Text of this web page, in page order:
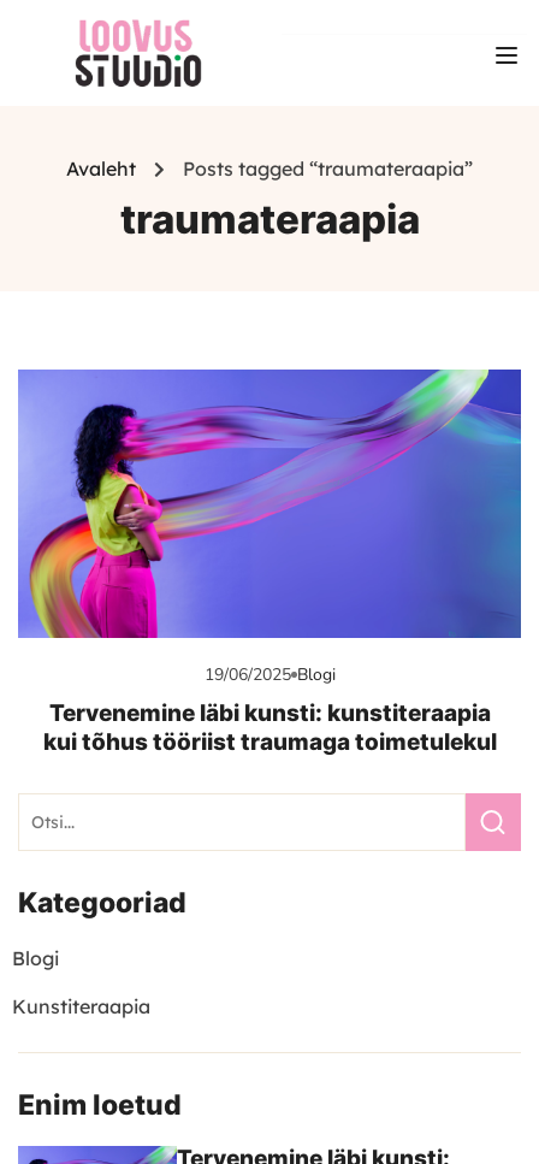
Avaleht Posts tagged “traumateraapia”
traumateraapia
19/06/2025 Blogi
Tervenemine läbi kunsti: kunstiteraapia
kui tõhus tööriist traumaga toimetulekul
Kategooriad
Blogi
Kunstiteraapia
Enim loetud